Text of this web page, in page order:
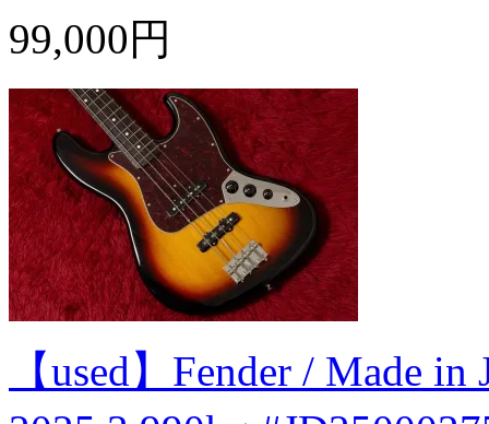
99,000円
【used】Fender / Made